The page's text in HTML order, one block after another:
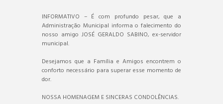
INFORMATIVO – É com profundo pesar, que a
Administração Municipal informa o falecimento do
nosso amigo JOSÉ GERALDO SABINO, ex-servidor
municipal.
Desejamos que a Família e Amigos encontrem o
conforto necessário para superar esse momento de
dor.
NOSSA HOMENAGEM E SINCERAS CONDOLÊNCIAS.